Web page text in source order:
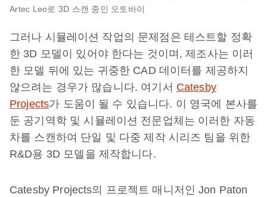
Artec Leo로 3D 스캔 중인 오토바이
그러나 시뮬레이션 작업의 문제점은 테스트할 정확
한 3D 모델이 있어야 한다는 것이며, 제조사는 이러
한 모델 뒤에 있는 귀중한 CAD 데이터를 제공하지
않으려는 경우가 많습니다. 여기서 Catesby
Projects가 도움이 될 수 있습니다. 이 영국에 본사를
둔 공기역학 및 시뮬레이션 전문업체는 이러한 자동
차를 스캔하여 단일 및 다중 제작 시리즈 팀을 위한
R&D용 3D 모델을 제작합니다.
Catesby Projects의 프로젝트 매니저인 Jon Paton